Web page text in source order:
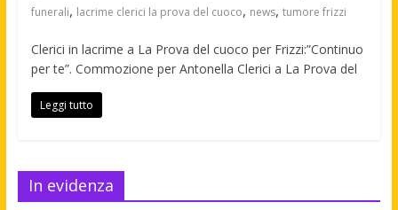
funerali, lacrime clerici la prova del cuoco, news, tumore frizzi
Clerici in lacrime a La Prova del cuoco per Frizzi:”Continuo
per te”. Commozione per Antonella Clerici a La Prova del
Leggi tutto
In evidenza